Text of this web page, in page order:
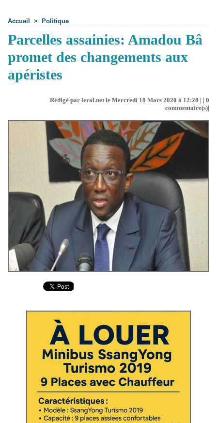
Accueil > Politique
Parcelles assainies: Amadou Bâ
promet des changements aux
apéristes
Rédigé par leral.net le Mercredi 18 Mars 2020 à 12:28 | | 0
commentaire(s)|